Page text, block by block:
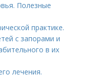
Полезные
практике.
с запорами и
в их
лечения.